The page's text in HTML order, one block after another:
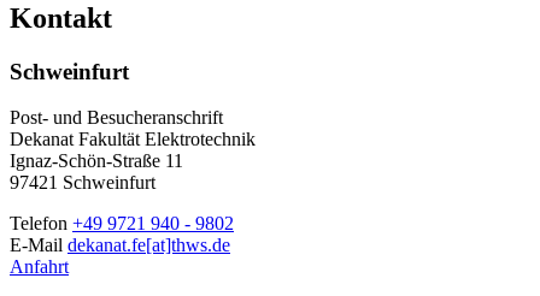
Kontakt
Schweinfurt
Post- und Besucheranschrift
Dekanat Fakultät Elektrotechnik
Ignaz-Schön-Straße 11
97421 Schweinfurt
Telefon +49 9721 940 - 9802
E-Mail dekanat.fe[at]thws.de
Anfahrt